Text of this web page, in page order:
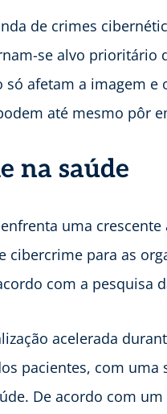
de crimes
se alvo
só afetam a imagem
até mesmo pôr
na saúde
uma
cibercrime para as
com a pesquisa
acelerada
pacientes, com
De acordo com